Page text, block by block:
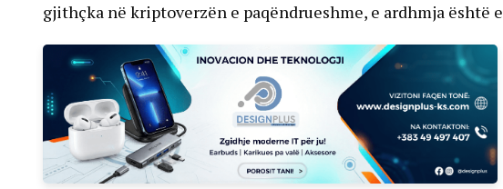
gjithçka në kriptoverzën e paqëndrueshme, e ardhmja është